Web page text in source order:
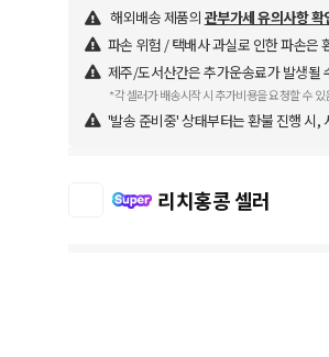
해외배송 제품의 관부가세 유의사항 확
파손 위험 / 택배사 과실로 인한 파손은
제주/도서산간은 추가운송료가 발생될
*각 셀러가 배송시작 시 추가비용을 요청할 수 있
'발송 준비중' 상태부터는 환불 진행 시
리치홍콩 셀러